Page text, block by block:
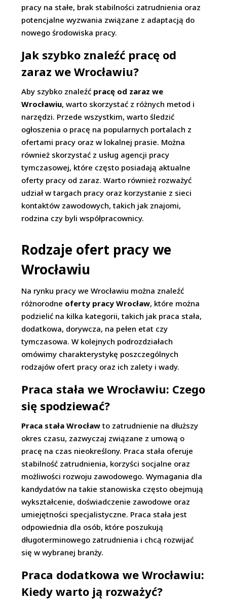
pracy na stałe, brak stabilności zatrudnienia oraz
potencjalne wyzwania związane z adaptacją do
nowego środowiska pracy.
Jak szybko znaleźć pracę od
zaraz we Wrocławiu?
Aby szybko znaleźć pracę od zaraz we
Wrocławiu, warto skorzystać z różnych metod i
narzędzi. Przede wszystkim, warto śledzić
ogłoszenia o pracę na popularnych portalach z
ofertami pracy oraz w lokalnej prasie. Można
również skorzystać z usług agencji pracy
tymczasowej, które często posiadają aktualne
oferty pracy od zaraz. Warto również rozważyć
udział w targach pracy oraz korzystanie z sieci
kontaktów zawodowych, takich jak znajomi,
rodzina czy byli współpracownicy.
Rodzaje ofert pracy we
Wrocławiu
Na rynku pracy we Wrocławiu można znaleźć
różnorodne oferty pracy Wrocław, które można
podzielić na kilka kategorii, takich jak praca stała,
dodatkowa, dorywcza, na pełen etat czy
tymczasowa. W kolejnych podrozdziałach
omówimy charakterystykę poszczególnych
rodzajów ofert pracy oraz ich zalety i wady.
Praca stała we Wrocławiu: Czego
się spodziewać?
Praca stała Wrocław to zatrudnienie na dłuższy
okres czasu, zazwyczaj związane z umową o
pracę na czas nieokreślony. Praca stała oferuje
stabilność zatrudnienia, korzyści socjalne oraz
możliwości rozwoju zawodowego. Wymagania dla
kandydatów na takie stanowiska często obejmują
wykształcenie, doświadczenie zawodowe oraz
umiejętności specjalistyczne. Praca stała jest
odpowiednia dla osób, które poszukują
długoterminowego zatrudnienia i chcą rozwijać
się w wybranej branży.
Praca dodatkowa we Wrocławiu:
Kiedy warto ją rozważyć?